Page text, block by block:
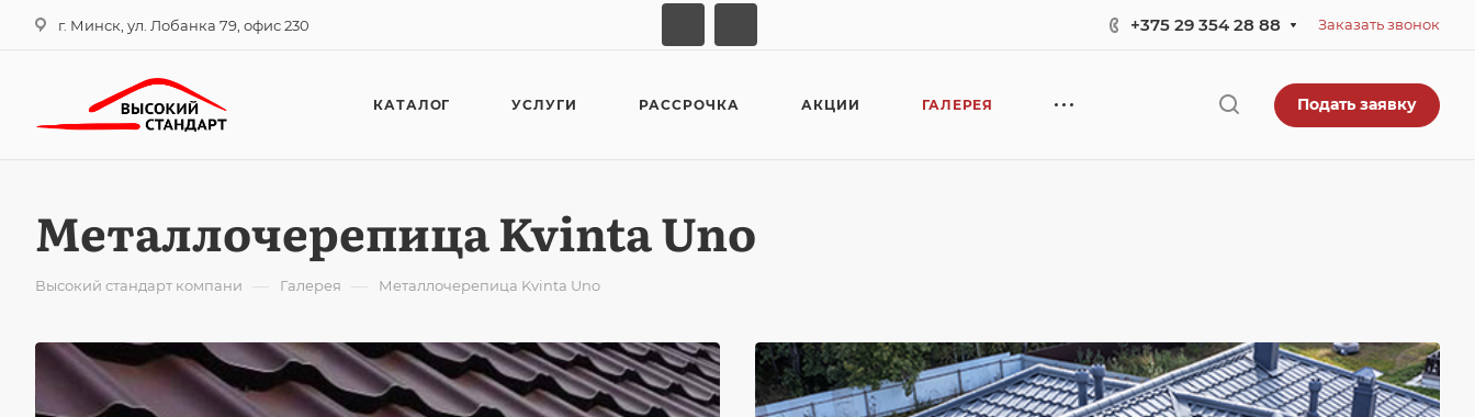
г. Минск, ул. Лобанка 79, офис 230 +375 29 354 28 88 Заказать звонок
КАТАЛОГ УСЛУГИ РАССРОЧКА АКЦИИ ГАЛЕРЕЯ Подать заявку
Металлочерепица Kvinta Uno
Высокий стандарт компани — Галерея — Металлочерепица Kvinta Uno